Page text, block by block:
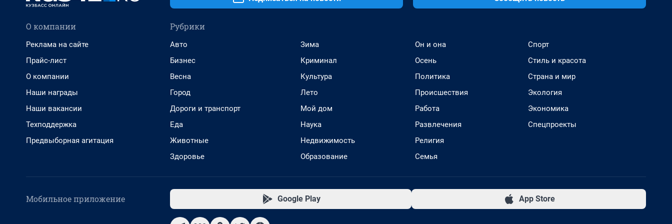
О компании
Реклама на сайте
Прайс-лист
О компании
Наши награды
Наши вакансии
Техподдержка
Предвыборная агитация
Рубрики
Авто
Бизнес
Весна
Город
Дороги и транспорт
Еда
Животные
Здоровье
Зима
Криминал
Культура
Лето
Мой дом
Наука
Недвижимость
Образование
Он и она
Осень
Политика
Происшествия
Работа
Развлечения
Религия
Семья
Спорт
Стиль и красота
Страна и мир
Экология
Экономика
Спецпроекты
Мобильное приложение Google Play App Store